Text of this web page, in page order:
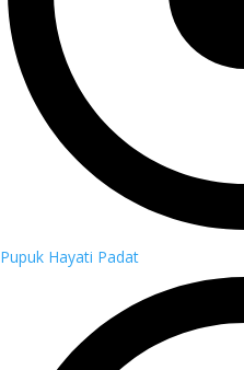
Pupuk Hayati Padat